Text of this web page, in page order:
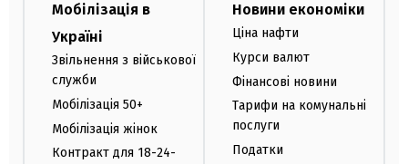
Мобілізація в
Україні
Звільнення з військової
служби
Мобілізація 50+
Мобілізація жінок
Контракт для 18-24-
Новини економіки
Ціна нафти
Курси валют
Фінансові новини
Тарифи на комунальні
послуги
Податки